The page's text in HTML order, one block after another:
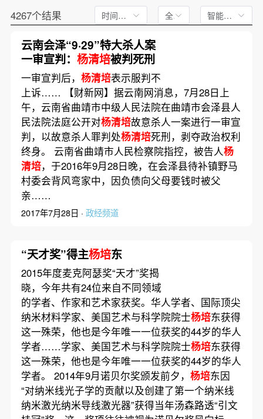
4267个结果 时间不限 全文 智能排序
云南会泽“9·29”特大杀人案
一审宣判： 杨清培被判死刑
一审宣判后， 杨清培表示服判不
上诉…… 【财新网】据云南网消息，7月28日上
午，云南省曲靖市中级人民法院在曲靖市会泽县人
民法院法庭公开对杨清培故意杀人一案进行一审宣
判，以故意杀人罪判处杨清培死刑，剥夺政治权利
终身。 云南省曲靖市人民检察院指控，被告人杨
清培，于2016年9月28日晚，在会泽县待补镇野马
村委会背风弯家中，因负债向父母要钱时被父
亲……
2017年7月28日 · 政经频道
“天才奖”得主杨培东
2015年度麦克阿瑟奖“天才”奖揭
晓，今年共有24位来自不同领域
的学者、作家和艺术家获奖。华人学者、国际顶尖
纳米材料学家、美国艺术与科学院院士杨培东获得
这一殊荣，他也是今年唯一一位获奖的44岁的华人
学者……学家、美国艺术与科学院院士杨培东获得
这一殊荣，他也是今年唯一一位获奖的44岁的华人
学者。 2014年9月诺贝尔奖颁发前夕， 杨培东因
“对纳米线光子学的贡献以及创建了第一个纳米线
纳米激光纳米导线激光器”获得当年汤森路透“引文